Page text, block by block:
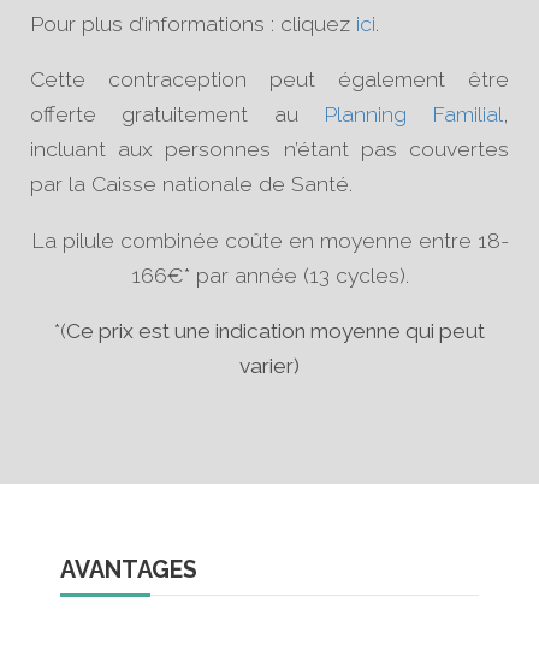
Pour plus d’informations : cliquez ici
Cette contraception peut également être
offerte gratuitement au
Planning Familial,
incluant aux personnes n’étant pas couvertes
par la Caisse nationale de Santé.
La pilule combinée coûte en moyenne entre 18-
166€* par année (13 cycles).
*(Ce prix est une indication moyenne qui peut
varier)
AVANTAGES